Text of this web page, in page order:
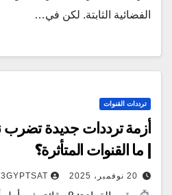
الفضائية الثابتة. لكن في…
ترددات القنوات
| ما القنوات المتأثرة؟
20 نوفمبر، 2025 3GYPTSAT